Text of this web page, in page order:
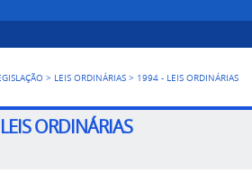
> LEIS ORDINÁRIAS > 1994 - LEIS ORDINÁRIAS
ORDINÁRIAS